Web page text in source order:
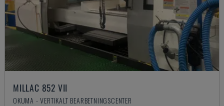
MILLAC 852 VII
OKUMA - VERTIKALT BEARBETNINGSCENTER